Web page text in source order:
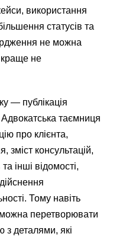
використання
статусів та
не можна
краще не
— публікація
таємниця
про клієнта,
зміст консультацій,
інші відомості,
Тому навіть
перетворювати
з деталями, які